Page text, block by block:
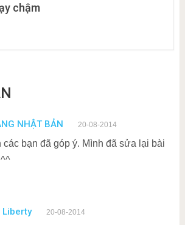
chậm
NHẬT BẢN 20-08-2014
các bạn đã góp ý. Mình đã sửa lại bài
Liberty 20-08-2014